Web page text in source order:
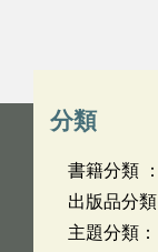
分類
書籍分類 ：
出版品分
主題分類：